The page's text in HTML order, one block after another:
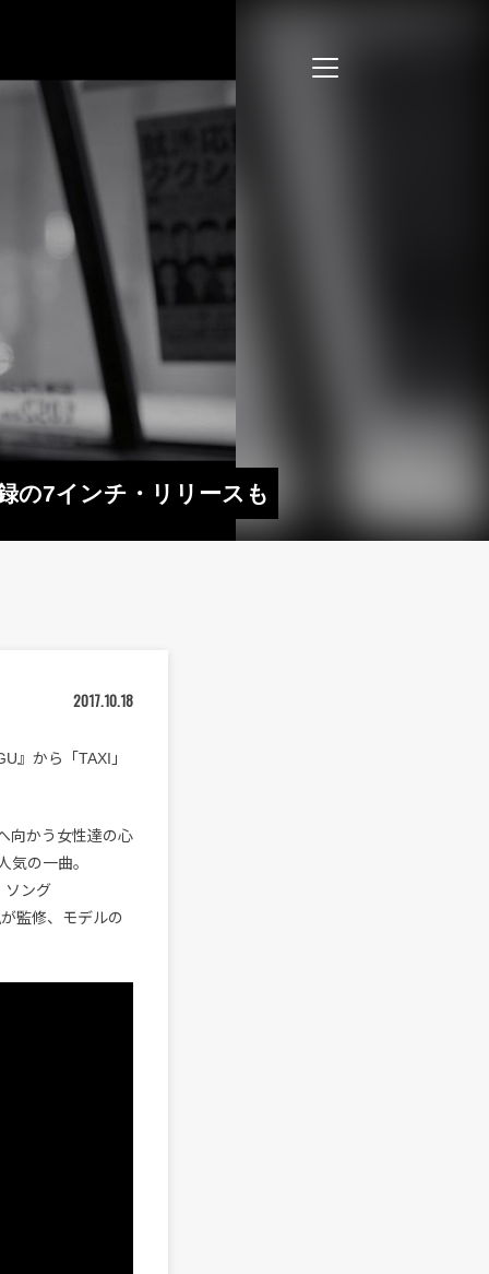
の7インチ・リリースも
2017.10.18
』から「TAXI」
向かう女性達の心
気の一曲。
ソング
監修、モデルの